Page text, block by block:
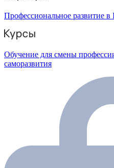
Профессиональное развитие в
Обучение для смены
саморазвития